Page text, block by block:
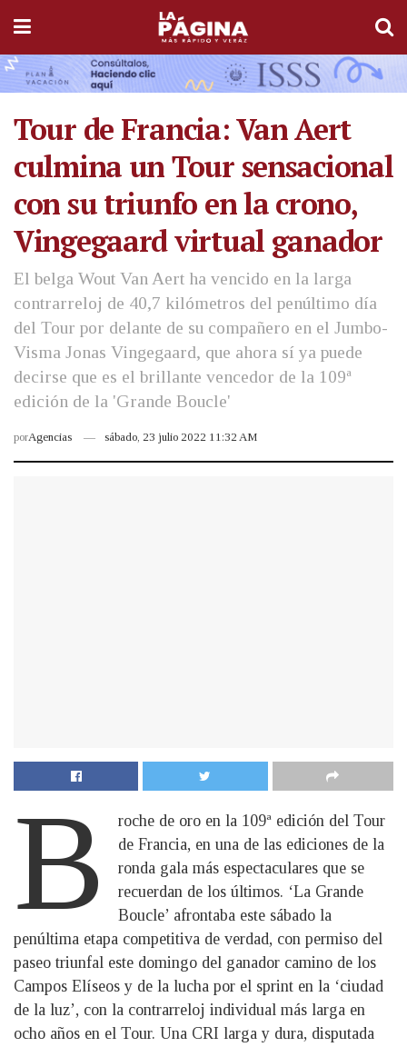
Tour de Francia: Van Aert
culmina un Tour sensacional
con su triunfo en la crono,
Vingegaard virtual ganador
El belga Wout Van Aert ha vencido en la larga
contrarreloj de 40,7 kilómetros del penúltimo día
del Tour por delante de su compañero en el Jumbo-
Visma Jonas Vingegaard, que ahora sí ya puede
decirse que es el brillante vencedor de la 109ª
edición de la 'Grande Boucle'
porAgencias sábado, 23 julio 2022 11:32 AM
B
roche de oro en la 109ª edición del Tour
de Francia, en una de las ediciones de la
ronda gala más espectaculares que se
recuerdan de los últimos. ‘La Grande
Boucle’ afrontaba este sábado la
penúltima etapa competitiva de verdad, con permiso del
paseo triunfal este domingo del ganador camino de los
Campos Elíseos y de la lucha por el sprint en la ‘ciudad
de la luz’, con la contrarreloj individual más larga en
ocho años en el Tour. Una CRI larga y dura, disputada